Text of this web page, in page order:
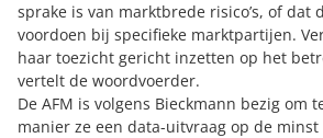
sprake is van marktbrede risico’s, of dat
voordoen bij specifieke marktpartijen.
haar toezicht gericht inzetten op het
vertelt de woordvoerder.
De AFM is volgens Bieckmann bezig om
manier ze een data-uitvraag op de